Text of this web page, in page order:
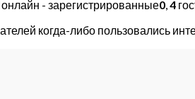
онлайн - зарегистрированные0,4
когда-либо пользовались